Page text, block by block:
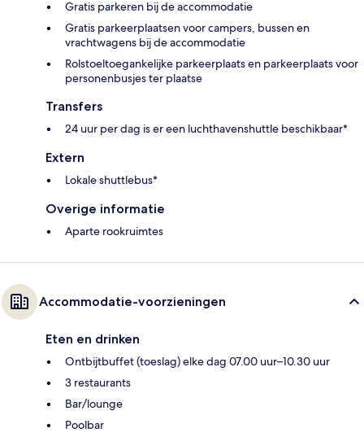
Gratis parkeren bij de accommodatie
Gratis parkeerplaatsen voor campers, bussen en
vrachtwagens bij de accommodatie
Rolstoeltoegankelijke parkeerplaats en parkeerplaats voor
personenbusjes ter plaatse
Transfers
24 uur per dag is er een luchthavenshuttle beschikbaar*
Extern
Lokale shuttlebus*
Overige informatie
Aparte rookruimtes
Accommodatie-voorzieningen
Eten en drinken
Ontbijtbuffet (toeslag) elke dag 07.00 uur–10.30 uur
3 restaurants
Bar/lounge
Poolbar